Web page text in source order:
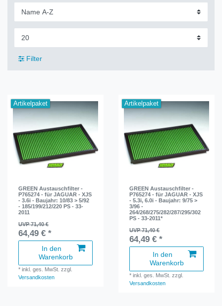
Filter
Artikelpaket
GREEN Austauschfilter -
P765274 - für JAGUAR - XJS
- 3.6i - Baujahr: 10/83 > 5/92
- 185/199/212/220 PS - 33-
2011
UVP 71,40 €
64,49 € *
In den
Warenkorb
*inkl. ges. MwSt. zzgl.
Versandkosten
Artikelpaket
GREEN Austauschfilter -
P765274 - für JAGUAR - XJS
- 5.3i, 6.0i - Baujahr: 9/75 >
3/96 -
264/268/275/282/287/295/302
PS - 33-2011*
UVP 71,40 €
64,49 € *
In den
Warenkorb
*inkl. ges. MwSt. zzgl.
Versandkosten